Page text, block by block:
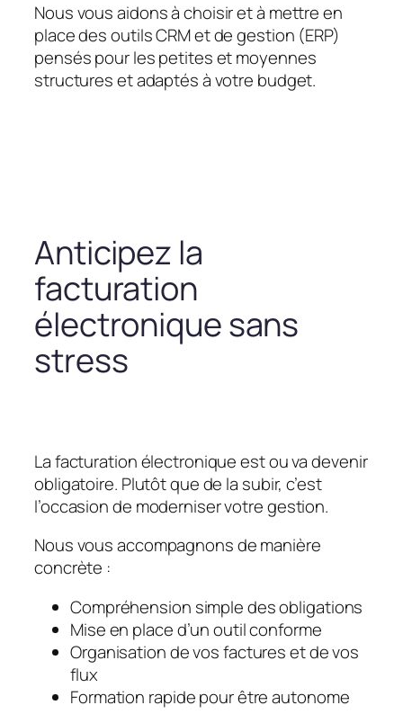
Nous vous aidons à choisir et à mettre en
place des outils CRM et de gestion (ERP)
pensés pour les petites et moyennes
structures et adaptés à votre budget.
Anticipez la
facturation
électronique sans
stress
La facturation électronique est ou va devenir
obligatoire. Plutôt que de la subir, c’est
l’occasion de moderniser votre gestion.
Nous vous accompagnons de manière
concrète :
Compréhension simple des obligations
Mise en place d’un outil conforme
Organisation de vos factures et de vos
flux
Formation rapide pour être autonome